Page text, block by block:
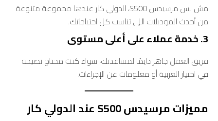
مش بس مرسيدس S500، الدولي كار عندها مجموعة متنوعة
من أحدث الموديلات اللي تناسب كل احتياجاتك.
3. خدمة عملاء على أعلى مستوى
فريق العمل جاهز دايمًا لمساعدتك، سواء كنت محتاج نصيحة
في اختيار العربية أو معلومات عن الإجراءات.
مميزات مرسيدس S500 عند الدولي كار